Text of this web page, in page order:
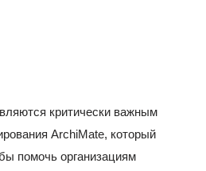
критически важным
ArchiMate, который
помочь организациям